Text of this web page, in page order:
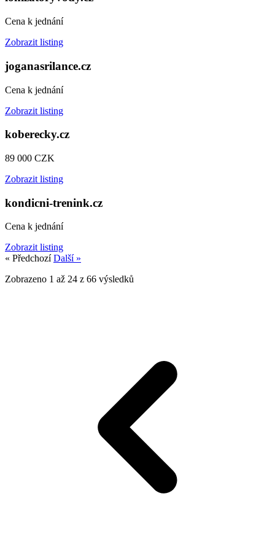
Cena k jednání
Zobrazit listing
joganasrilance.cz
Cena k jednání
Zobrazit listing
koberecky.cz
89 000 CZK
Zobrazit listing
kondicni-trenink.cz
Cena k jednání
Zobrazit listing
« PředchozíDalší »
Zobrazeno 1 až 24 z 66 výsledků